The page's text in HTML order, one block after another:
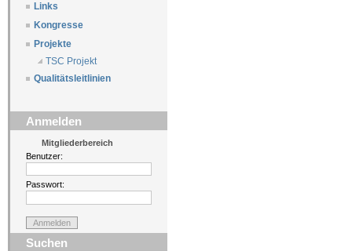
Links
Kongresse
Projekte
TSC Projekt
Qualitätsleitlinien
Anmelden
Mitgliederbereich
Benutzer:
Passwort:
Suchen